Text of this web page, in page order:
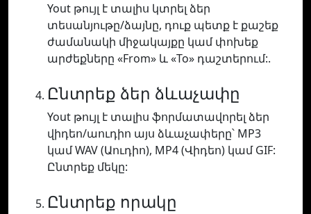
Yout թույլ է տալիս կտրել ձեր
տեսանյութը/ձայնը, դուք պետք է քաշեք
ժամանակի միջակայքը կամ փոխեք
արժեքները «From» և «To» դաշտերում:.
Ընտրեք ձեր ձևաչափը
Yout թույլ է տալիս ֆորմատավորել ձեր
վիդեո/աուդիո այս ձևաչափերը՝ MP3
կամ WAV (Աուդիո), MP4 (Վիդեո) կամ GIF:
Ընտրեք մեկը:
Ընտրեք որակը